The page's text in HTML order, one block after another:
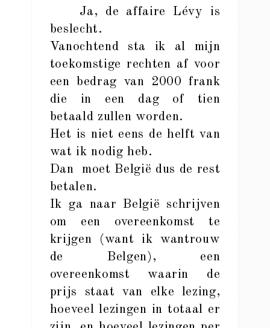
Ja, de affaire Lévy is
beslecht.
Vanochtend sta ik al mijn
toekomstige rechten af voor
een bedrag van 2000 frank
die in een dag of tien
betaald zullen worden.
Het is niet eens de helft van
wat ik nodig heb.
Dan moet België dus de rest
betalen.
Ik ga naar België schrijven
om een overeenkomst te
krijgen (want ik wantrouw
de Belgen), een
overeenkomst waarin de
prijs staat van elke lezing,
hoeveel lezingen in totaal er